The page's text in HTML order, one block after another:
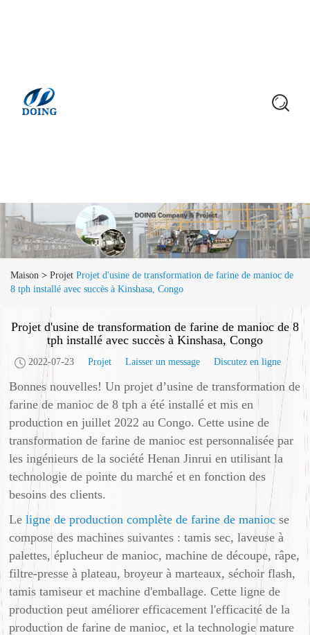
Maison > Projet Projet d'usine de transformation de farine de manioc de
8 tph installé avec succès à Kinshasa, Congo
Projet d'usine de transformation de farine de manioc de 8
tph installé avec succès à Kinshasa, Congo
2022-07-23 Projet Laisser un message Discutez en ligne
Bonnes nouvelles! Un projet d’usine de transformation de
farine de manioc de 8 tph a été installé et mis en
production en juillet 2022 au Congo. Cette usine de
transformation de farine de manioc est personnalisée par
les ingénieurs de la société Henan Jinrui en utilisant la
technologie de pointe du marché et en fonction des
besoins des clients.
Leligne de production complète de farine de manioc se
compose des machines suivantes : tamis sec, laveuse à
palettes, éplucheur de manioc, machine de découpe, râpe,
filtre-presse à plateau, broyeur à marteaux, séchoir flash,
tamis tamiseur et machine d'emballage. Cette ligne de
production peut améliorer efficacement l'efficacité de la
production de farine de manioc, et la technologie mature